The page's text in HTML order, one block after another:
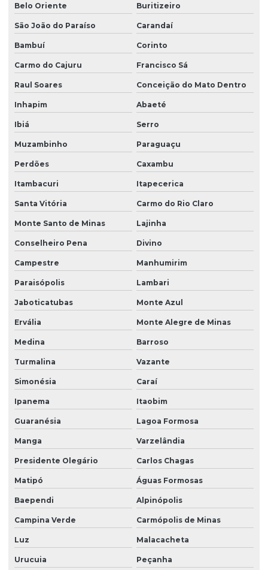
Belo Oriente Buritizeiro
São João do Paraíso Carandaí
Bambuí Corinto
Carmo do Cajuru Francisco Sá
Raul Soares Conceição do Mato Dentro
Inhapim Abaeté
Ibiá Serro
Muzambinho Paraguaçu
Perdões Caxambu
Itambacuri Itapecerica
Santa Vitória Carmo do Rio Claro
Monte Santo de Minas Lajinha
Conselheiro Pena Divino
Campestre Manhumirim
Paraisópolis Lambari
Jaboticatubas Monte Azul
Ervália Monte Alegre de Minas
Medina Barroso
Turmalina Vazante
Simonésia Caraí
Ipanema Itaobim
Guaranésia Lagoa Formosa
Manga Varzelândia
Presidente Olegário Carlos Chagas
Matipó Águas Formosas
Baependi Alpinópolis
Campina Verde Carmópolis de Minas
Luz Malacacheta
Urucuia Peçanha